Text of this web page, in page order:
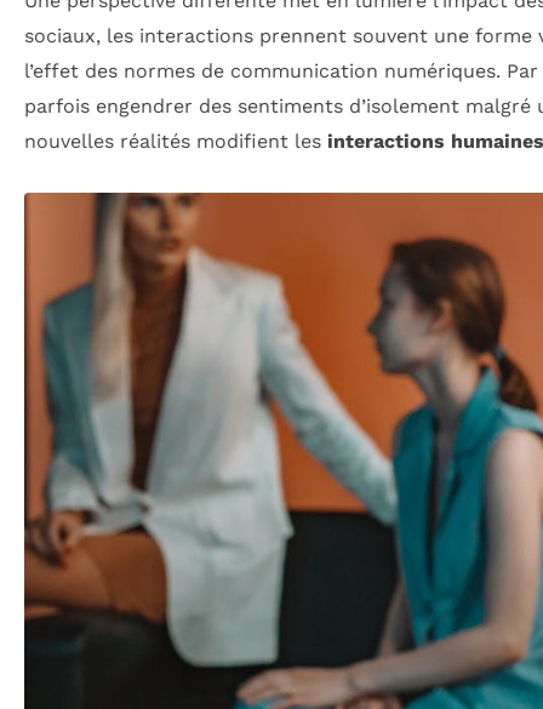
sociaux, les interactions prennent souvent une
l’effet des normes de communication numériques.
parfois engendrer des sentiments d’isolement
nouvelles réalités modifient les interactions humaines